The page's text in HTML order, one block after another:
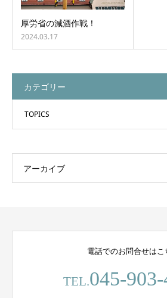
厚労省の減酒作戦！
2024.03.17
カテゴリー
TOPICS
アーカイブ
電話でのお問合せはこ
TEL.045-